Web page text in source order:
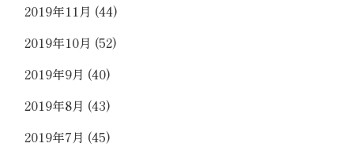
2019年11月 (44)
2019年10月 (52)
2019年9月 (40)
2019年8月 (43)
2019年7月 (45)